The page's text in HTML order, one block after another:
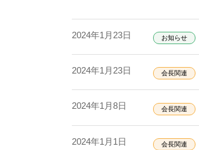
2024年1月23日 お知らせ
2024年1月23日 会長関連
2024年1月8日 会長関連
2024年1月1日 会長関連